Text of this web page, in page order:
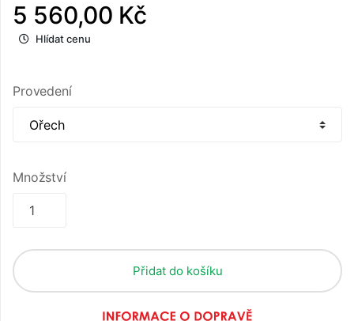
5 560,00 Kč
Hlídat cenu
Provedení
Množství
Přidat do košíku